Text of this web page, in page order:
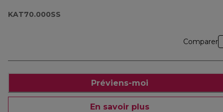
KAT70.000SS
Comparer
Préviens-moi
En savoir plus